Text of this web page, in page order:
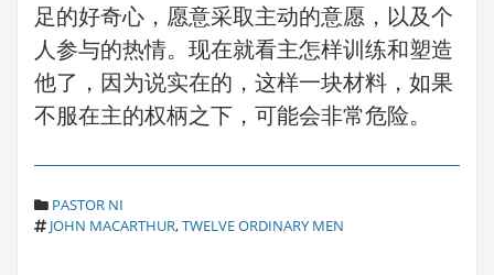
足的好奇心，愿意采取主动的意愿，以及个
人参与的热情。现在就看主怎样训练和塑造
他了，因为说实在的，这样一块材料，如果
不服在主的权柄之下，可能会非常危险。
C
A
PASTOR NI
T
JOHN MACARTHUR,TWELVE ORDINARY MEN